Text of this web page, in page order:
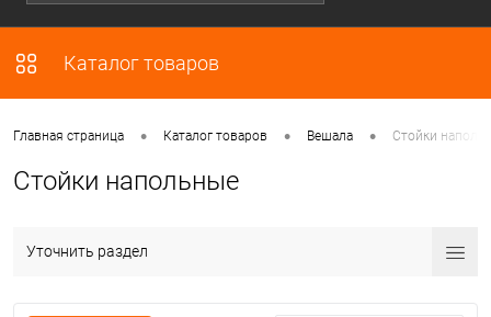
Каталог товаров
Главная страница • Каталог товаров • Вешала • Стойки
Стойки напольные
Уточнить раздел